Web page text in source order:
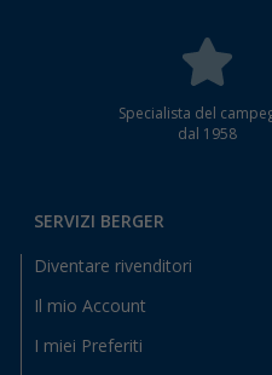
Specialista del
dal 1958
SERVIZI BERGER
Diventare rivenditori
Il mio Account
I miei Preferiti